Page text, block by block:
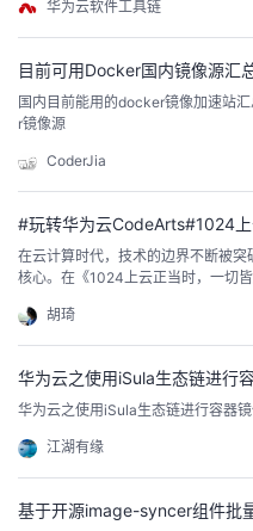
发
者
我
的
博
客
我
的
论
坛
我
的
圈
子
我
的
直
播
我
的
活
我
的
我
来解构HE2E项目。
华为云软件工具链
目前可用Docker国内镜像源汇
国内目前能用的docker镜像加速站
r镜像源
CoderJia
#玩转华为云CodeArts#1024
在云计算时代，技术的边界不断被突
核心。在《1024上云正当时，一切
为云 CodeArts 与 CCE 的支持下，
上线。对于想要掌握云上开发与部
胡琦
华为云之使用iSula生态链进行
华为云之使用iSula生态链进行容器
江湖有缘
基于开源image-syncer组件批